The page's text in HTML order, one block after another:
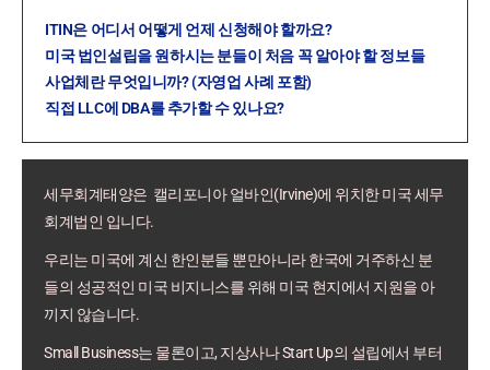
ITIN은 어디서 어떻게 언제 신청해야 할까요?
미국 법인설립을 원하시는 분들이 처음 꼭 알아야 할 정보들
사업체란 무엇입니까? (자영업 사례 포함)
직접 LLC에 DBA를 추가할 수 있나요?
세무회계태양은 캘리포니아 얼바인(Irvine)에 위치한 미국 세무
회계법인 입니다.
우리는 미국에 계신 한인분들 뿐만아니라 한국에 거주하신 분
들의 성공적인 미국 비지니스를 위해 미국 현지에서 지원을 아
끼지 않습니다.
Small Business는 물론이고, 지상사나 Start Up의 설립에서 부터